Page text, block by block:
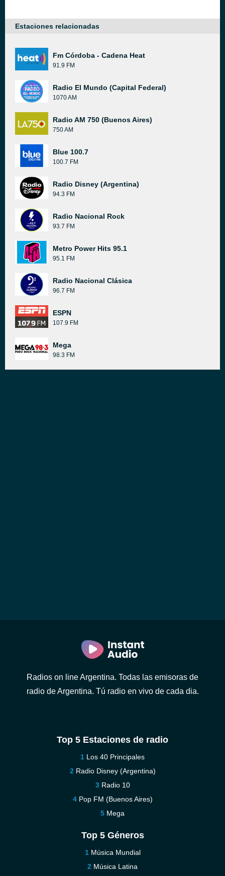
Estaciones relacionadas
Fm Córdoba - Cadena Heat
91.9 FM
Radio El Mundo (Capital Federal)
1070 AM
Radio AM 750 (Buenos Aires)
750 AM
Blue 100.7
100.7 FM
Radio Disney (Argentina)
94.3 FM
Radio Nacional Rock
93.7 FM
Metro Power Hits 95.1
95.1 FM
Radio Nacional Clásica
96.7 FM
ESPN
107.9 FM
Mega
98.3 FM
Radios on line Argentina. Todas las emisoras de
radio de Argentina. Tú radio en vivo de cada dia.
Top 5 Estaciones de radio
Los 40 Principales
Radio Disney (Argentina)
Radio 10
Pop FM (Buenos Aires)
Mega
Top 5 Géneros
Música Mundial
Música Latina